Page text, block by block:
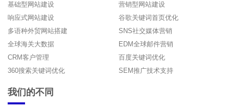
基础型网站建设
营销型网站建设
响应式网站建设
谷歌关键词首页优化
多语种外贸网站搭建
SNS社交媒体营销
全球海关大数据
EDM全球邮件营销
CRM客户管理
百度关键词优化
360搜索关键词优化
SEM推广技术支持
我们的不同